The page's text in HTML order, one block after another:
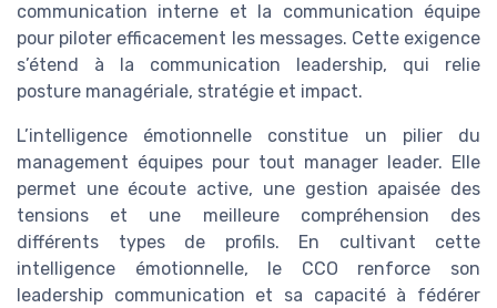
communication interne et la communication équipe
pour piloter efficacement les messages. Cette exigence
s’étend à la communication leadership, qui relie
posture managériale, stratégie et impact.
L’intelligence émotionnelle constitue un pilier du
management équipes pour tout manager leader. Elle
permet une écoute active, une gestion apaisée des
tensions et une meilleure compréhension des
différents types de profils. En cultivant cette
intelligence émotionnelle, le CCO renforce son
leadership communication et sa capacité à fédérer